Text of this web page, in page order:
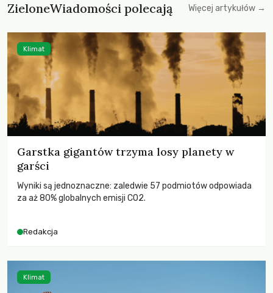
ZieloneWiadomości polecają Więcej artykułów →
Garstka gigantów trzyma losy planety w
garści
Wyniki są jednoznaczne: zaledwie 57 podmiotów odpowiada
za aż 80% globalnych emisji CO2.
Redakcja
Klimat
Klimat